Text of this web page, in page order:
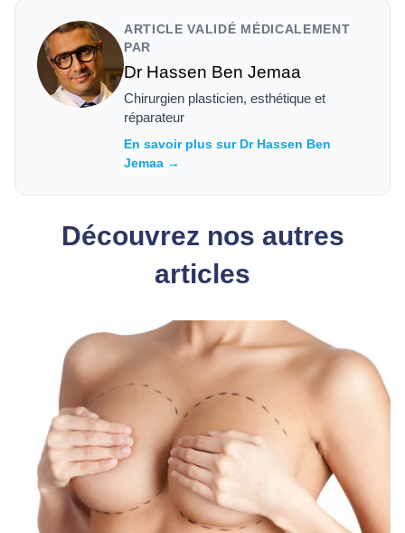
ARTICLE VALIDÉ MÉDICALEMENT
PAR
Dr Hassen Ben Jemaa
Chirurgien plasticien, esthétique et
réparateur
En savoir plus sur Dr Hassen Ben
Jemaa →
Découvrez nos autres
articles